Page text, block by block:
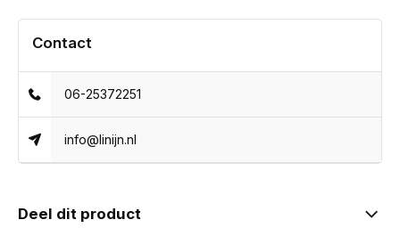
Contact
06-25372251
info@linijn.nl
Deel dit product